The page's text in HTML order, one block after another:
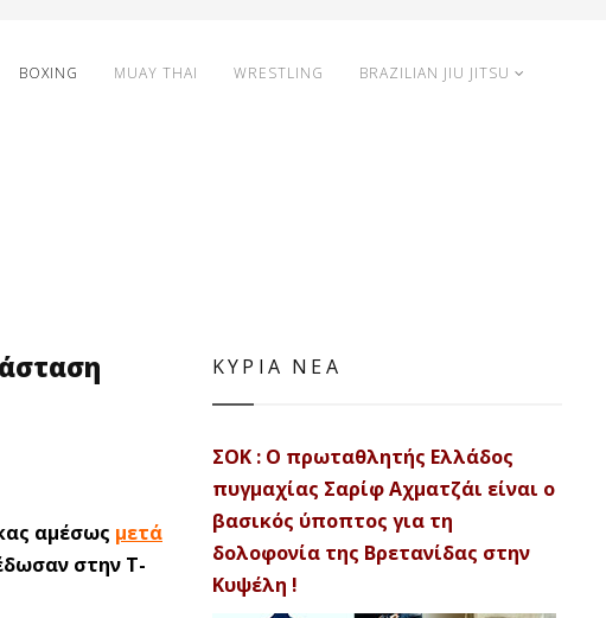
BOXING MUAY THAI WRESTLING BRAZILIAN JIU JITSU
αμέσως μετά
στην T-
ΚΥΡΙΑ ΝΕΑ
ΣΟΚ : Ο πρωταθλητής Ελλάδος
πυγμαχίας Σαρίφ Αχματζάι είναι ο
βασικός ύποπτος για τη
δολοφονία της Βρετανίδας στην
Κυψέλη !